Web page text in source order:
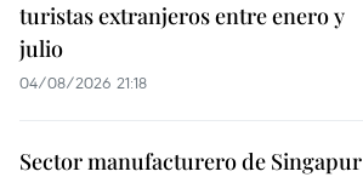
turistas extranjeros entre enero y
julio
04/08/2026 21:18
Sector manufacturero de Singapur